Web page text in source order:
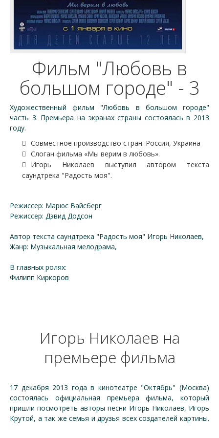
Фильм "Любовь в
большом городе" - 3
Художественный фильм "Любовь в большом городе"
часть 3. Премьера на экранах страны состоялась в 2013
году.
Совместное производство стран: Россия, Украина
Cлоган фильма «Мы верим в любовь».
Игорь Николаев выступил автором текста
саундтрека "Радость моя".
Режиссер: Марюс Вайсберг
Режиссер: Дэвид Додсон
Автор текста саундтрека "Радость моя" Игорь Николаев,
Жанр: Музыкальная мелодрама,
В главных ролях:
Филипп Киркоров
Игорь Николаев на
премьере фильма
17 декабря 2013 года в кинотеатре "Октябрь" (Москва)
состоялась официальная премьера фильма, который
пришли посмотреть авторы песни Игорь Николаев, Игорь
Крутой, а так же семья и друзья всех создателей картины.